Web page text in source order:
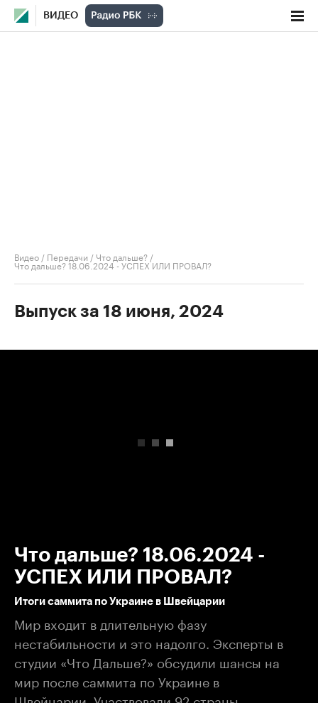
ВИДЕО
Видео / Передачи /Что дальше? /
Что дальше? 18.06.2024 - УСПЕХ ИЛИ ПРОВАЛ?
Выпуск за 18 июня, 2024
Что дальше? 18.06.2024 -
УСПЕХ ИЛИ ПРОВАЛ?
Итоги саммита по Украине в Швейцарии
Мир входит в длительную фазу
нестабильности и это надолго. Эксперты в
студии «Что Дальше?» обсудили шансы на
мир после саммита по Украине в